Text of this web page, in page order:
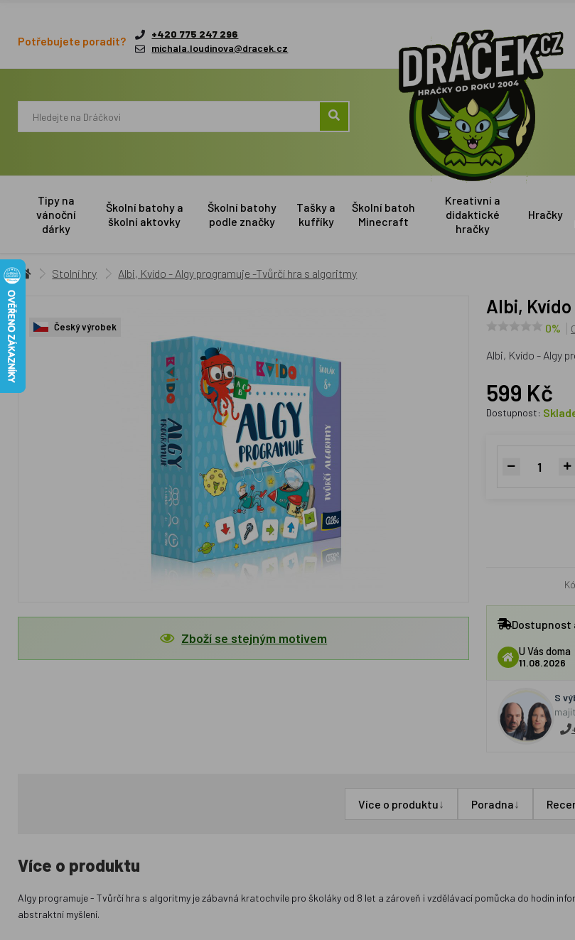
Potřebujete poradit?
+420 775 247 296
michala.loudinova@dracek.cz
Tipy na
vánoční
dárky
Školní batohy a
školní aktovky
Školní batohy
podle značky
Tašky a
kufříky
Školní batoh
Minecraft
Kreativní a
didaktické
hračky
Hračky
Stolní hry Albi, Kvído - Algy programuje -Tvůrčí hra s algoritmy
Český výrobek
Zboží se stejným motivem
Albi,
0%
Albi, Kvído - Algy
599 Kč
Dostupnost:
Dostupnost
U Vás doma
11.08.2026
S
Více o produktu↓ Poradna↓
Více o produktu
Algy programuje - Tvůrčí hra s algoritmy je zábavná kratochvíle pro školáky od 8 let a zároveň i vzdělávací pomůcka do hodin
abstraktní myšlení.